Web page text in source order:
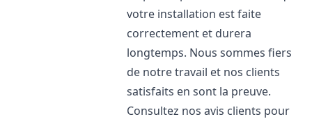
votre installation est faite
correctement et durera
longtemps. Nous sommes fiers
de notre travail et nos clients
satisfaits en sont la preuve.
Consultez nos avis clients pour